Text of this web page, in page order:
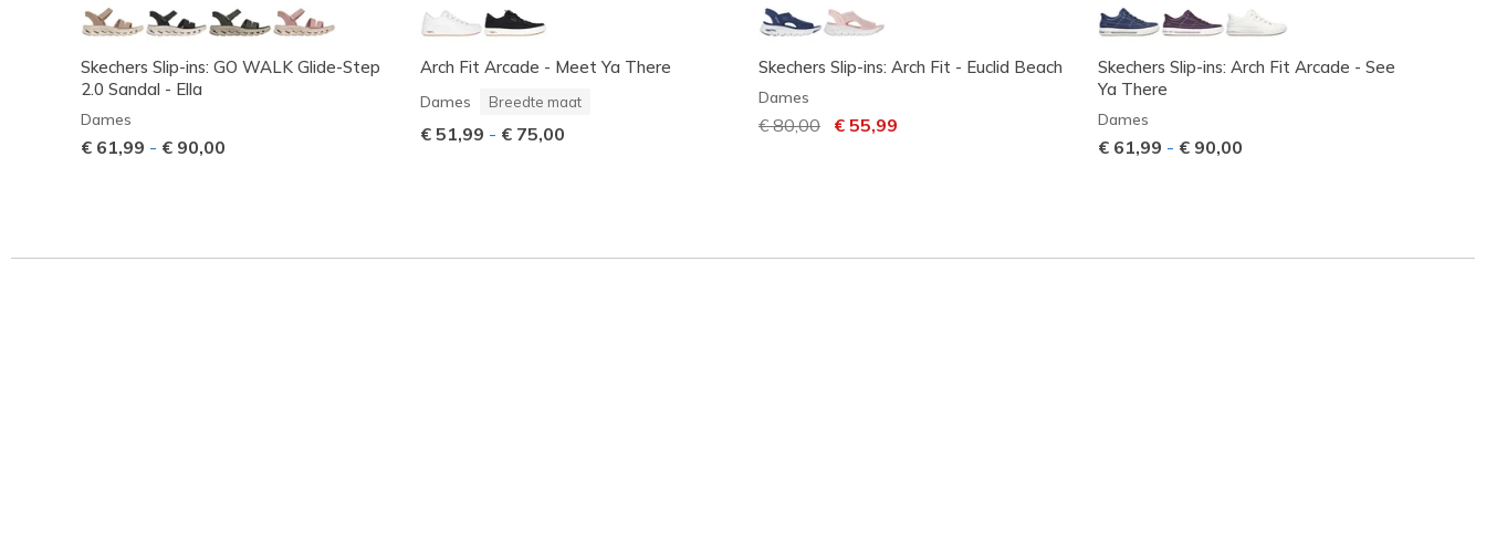
Skechers Slip-ins: GO WALK Glide-Step
2.0 Sandal - Ella
Dames
€ 61,99 - € 90,00
Arch Fit Arcade - Meet Ya There
Dames Breedte maat
€ 51,99 - € 75,00
Skechers Slip-ins: Arch Fit - Euclid Beach
Dames
Prijs verlaagd van
€ 80,00 naar
€ 55,99
Skechers Slip-ins: Arch Fit Arcade - See
Ya There
Dames
€ 61,99 - € 90,00